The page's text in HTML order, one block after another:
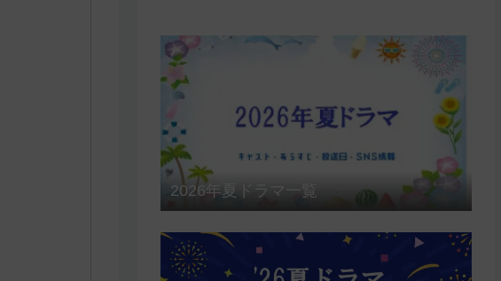
2026年夏ドラマ一覧